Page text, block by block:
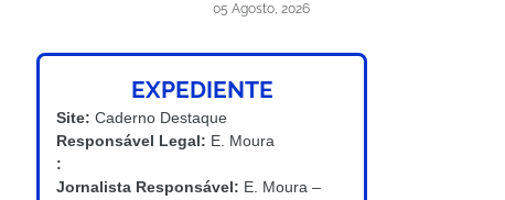
05 Agosto, 2026
EXPEDIENTE
Site: Caderno Destaque
Responsável Legal: E. Moura
:
Jornalista Responsável: E. Moura –